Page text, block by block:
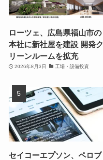
ローツェ、広島県福山市の
本社に新社屋を建設 開発ク
リーンルームを拡充
2026年8月3日 工場・設備投資
セイコーエプソン、ペロブ